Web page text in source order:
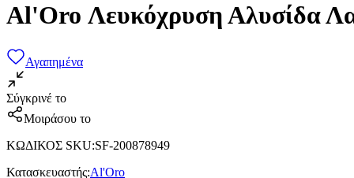
Al'Oro Λευκόχρυση Αλυσίδα
Αγαπημένα
Σύγκρινέ το
Μοιράσου το
ΚΩΔΙΚΟΣ SKU:SF-200878949
Κατασκευαστής:Al'Oro